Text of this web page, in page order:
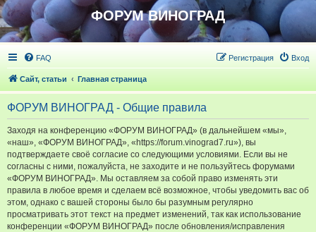
ФОРУМ ВИНОГРАД
FAQ Вход
Регистрация
Сайт, статьи Главная страница
ФОРУМ ВИНОГРАД - Общие правила
Заходя на конференцию «ФОРУМ ВИНОГРАД» (в дальнейшем «мы»,
«наш», «ФОРУМ ВИНОГРАД», «https://forum.vinograd7.ru»), вы
подтверждаете своё согласие со следующими условиями. Если вы не
согласны с ними, пожалуйста, не заходите и не пользуйтесь форумами
«ФОРУМ ВИНОГРАД». Мы оставляем за собой право изменять эти
правила в любое время и сделаем всё возможное, чтобы уведомить вас об
этом, однако с вашей стороны было бы разумным регулярно
просматривать этот текст на предмет изменений, так как использование
конференции «ФОРУМ ВИНОГРАД» после обновления/исправления